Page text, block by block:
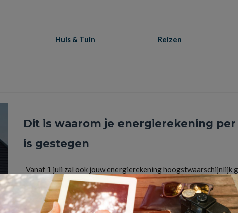
Huis & Tuin Reizen
Dit is waarom je energierekening per
is gestegen
Vanaf 1 juli zal ook jouw energierekening hoogstwaarschijnlijk
stijgen. Wat op zich opmerkelijk te noemen is aangezien de
Lees Meer